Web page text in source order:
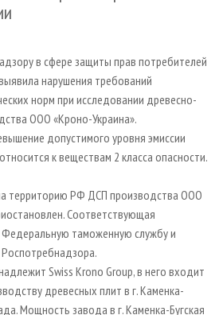
ПЛИТ
в сфере защиты прав потребителей
нарушения требований
норм при исследовании древесно-
ООО «Кроно-Украина».
допустимого уровня эмиссии
к веществам 2 класса опасности.
территорию РФ ДСП производства ООО
Соответствующая
таможенную службу и
Swiss Krono Group, в него входит
древесных плит в г. Каменка-
Мощность завода в г. Каменка-Бугская